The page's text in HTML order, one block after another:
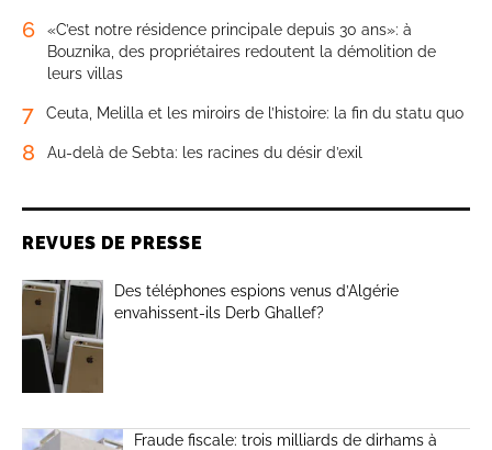
6
«C’est notre résidence principale depuis 30 ans»: à
Bouznika, des propriétaires redoutent la démolition de
leurs villas
7 Ceuta, Melilla et les miroirs de l’histoire: la fin du statu quo
8 Au-delà de Sebta: les racines du désir d’exil
REVUES DE PRESSE
Des téléphones espions venus d’Algérie
envahissent-ils Derb Ghallef?
Fraude fiscale: trois milliards de dirhams à